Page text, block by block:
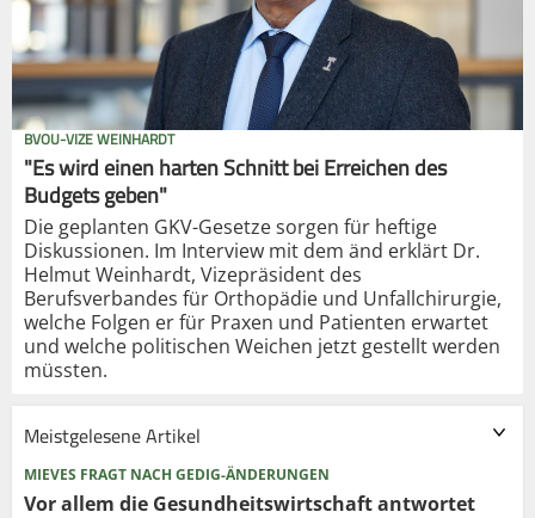
BVOU-VIZE WEINHARDT
"Es wird einen harten Schnitt bei Erreichen des
Budgets geben"
Die geplanten GKV-Gesetze sorgen für heftige
Diskussionen. Im Interview mit dem änd erklärt Dr.
Helmut Weinhardt, Vizepräsident des
Berufsverbandes für Orthopädie und Unfallchirurgie,
welche Folgen er für Praxen und Patienten erwartet
und welche politischen Weichen jetzt gestellt werden
müssten.
Meistgelesene Artikel
MIEVES FRAGT NACH GEDIG-ÄNDERUNGEN
Vor allem die Gesundheits­wirtschaft antwortet